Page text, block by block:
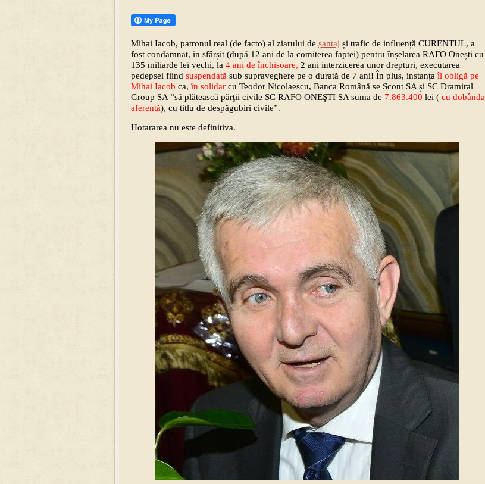
Mihai Iacob, patronul real (de facto) al ziarului de șantaj și trafic de influență CURENTUL, a
fost condamnat, în sfârșit (după 12 ani de la comiterea faptei) pentru înșelarea RAFO Onești cu
135 miliarde lei vechi, la 4 ani de închisoare, 2 ani interzicerea unor drepturi, executarea
pedepsei fiind suspendată sub supraveghere pe o durată de 7 ani! În plus, instanțaîl obligă pe
Mihai Iacob ca,în solidar cu Teodor Nicolaescu, Banca Română se Scont SA și SC Dramiral
Group SA ”să plătească părţii civile SC RAFO ONEŞTI SA suma de 7.863.400 lei ( cu dobânda
aferentă), cu titlu de despăgubiri civile”.
Hotararea nu este definitiva.